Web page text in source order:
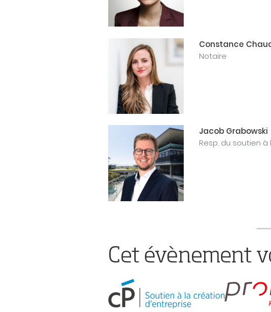
Constance
Notaire
Jacob Grabowski
Resp. du soutien
Cet évènement